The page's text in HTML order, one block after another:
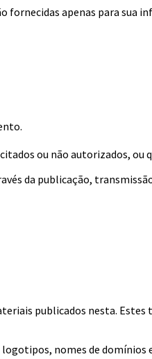
fornecidas apenas para sua
ou não autorizados,
da publicação,
publicados nesta.
nomes de